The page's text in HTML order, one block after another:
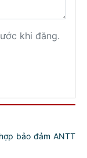
khi đăng.